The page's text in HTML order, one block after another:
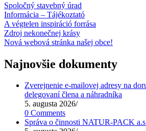
Spoločný stavebný úrad
Informácia – Tájékoztató
A végtelen inspiráció forrása
Zdroj nekonečnej krásy
Nová webová stránka našej obce!
Najnovšie dokumenty
Zverejnenie e-mailovej adresy na
delegovaní člena a náhradníka
5. augusta 2026/
0 Comments
Správa o činnosti NATUR-PACK